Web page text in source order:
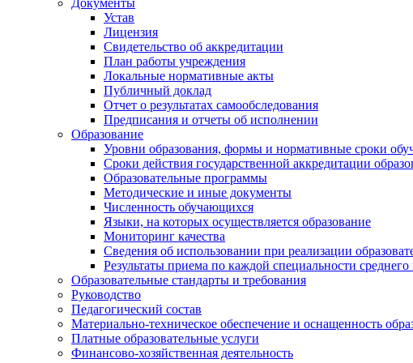
Документы
Устав
Лицензия
Свидетельство об аккредитации
План работы учреждения
Локальные нормативные акты
Публичный доклад
Отчет о результатах самообследования
Предписания и отчеты об исполнении
Образование
Уровни образования, формы и нормативные сроки
Сроки действия государственной аккредитации
Образовательные программы
Методические и иные документы
Численность обучающихся
Языки, на которых осуществляется образование
Мониторинг качества
Сведения об использовании при реализации
Результаты приема по каждой специальности
Образовательные стандарты и требования
Руководство
Педагогический состав
Материально-техническое обеспечение и оснащенность
Платные образовательные услуги
Финансово-хозяйственная деятельность